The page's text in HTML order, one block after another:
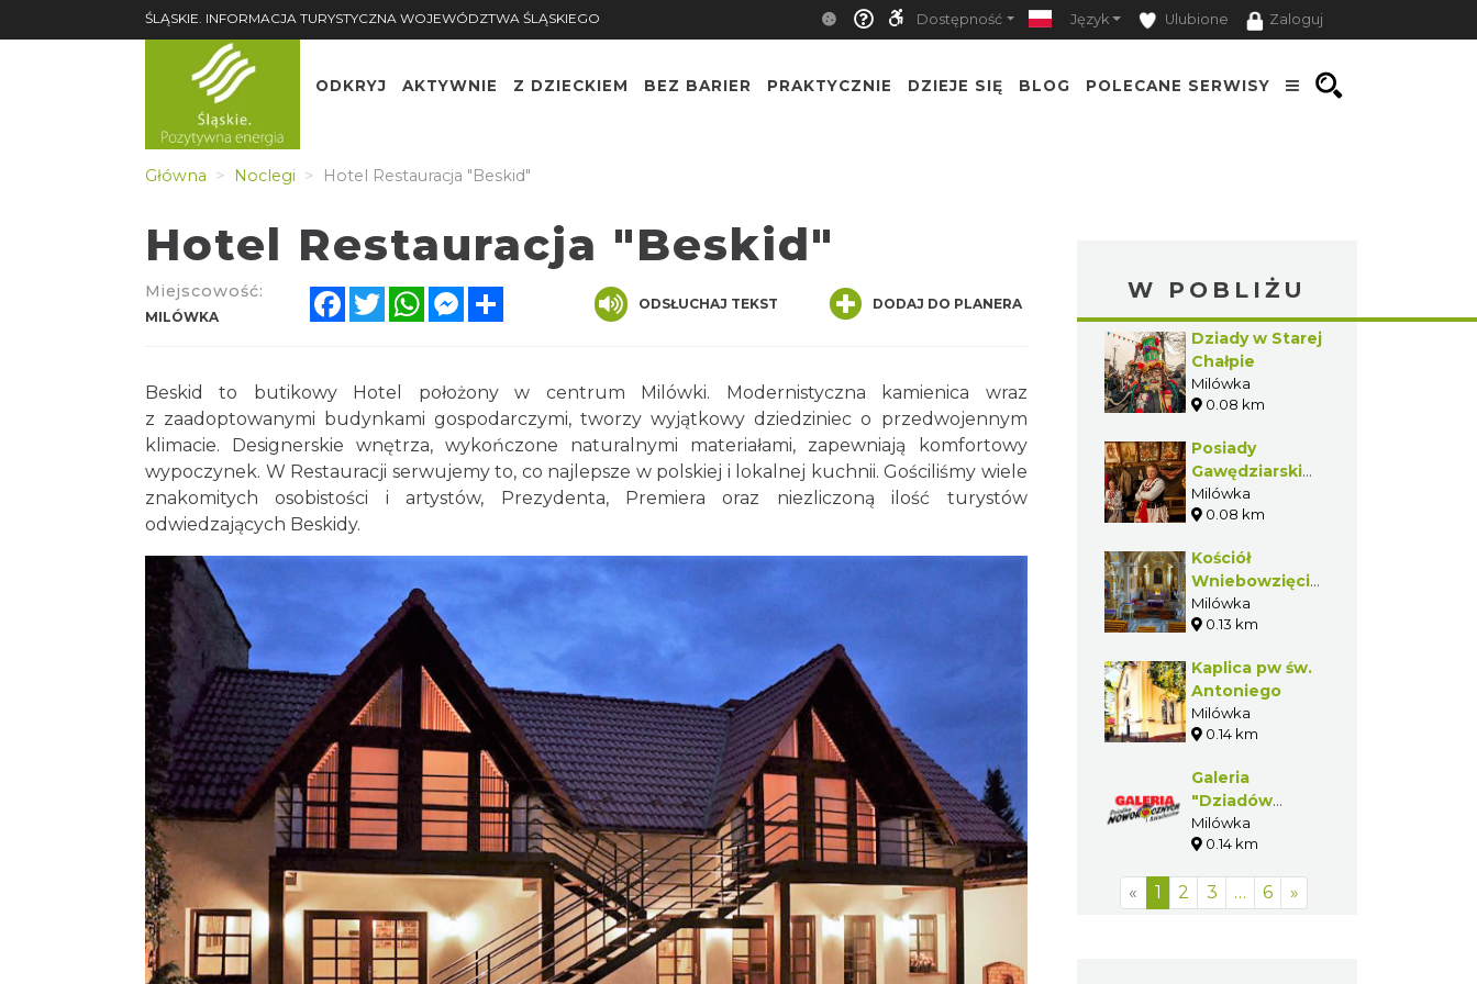
ŚLĄSKIE. INFORMACJA TURYSTYCZNA WOJEWÓDZTWA ŚLĄSKIEGO Dostępność Język Ulubione Zaloguj
ODKRYJ AKTYWNIE Z DZIECKIEM BEZ BARIER PRAKTYCZNIE DZIEJE SIĘ BLOG POLECANE SERWISY
Główna Noclegi Hotel Restauracja "Beskid"
Hotel Restauracja "Beskid"
Miejscowość:
MILÓWKA
FacebookTwitterWhatsAppMessenger ODSŁUCHAJ TEKST DODAJ DO PLANERA
Beskid to butikowy Hotel położony w centrum Milówki. Modernistyczna kamienica wraz
z zaadoptowanymi budynkami gospodarczymi, tworzy wyjątkowy dziedziniec o przedwojennym
klimacie. Designerskie wnętrza, wykończone naturalnymi materiałami, zapewniają komfortowy
wypoczynek. W Restauracji serwujemy to, co najlepsze w polskiej i lokalnej kuchnii. Gościliśmy wiele
znakomitych osobistości i artystów, Prezydenta, Premiera oraz niezliczoną ilość turystów
odwiedzających Beskidy.
W POBLIŻU
Dziady w Starej
Chałpie
Milówka
0.08 km
Posiady
Gawędziarskie
w Milówce
Milówka
0.08 km
Kościół
Wniebowzięcia
Najświętszej
Marii Panny w
Milówka
0.13 km
Kaplica pw św.
Antoniego
Milówka
0.14 km
Galeria
"Dziadów
Noworocznych
i Szlachciców"
Milówka
0.14 km
« 1 2 3 … 6 »